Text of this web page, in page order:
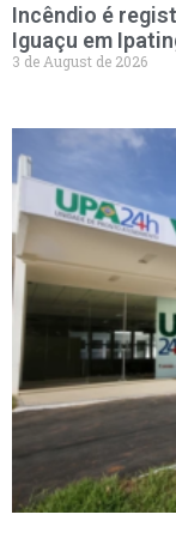
Incêndio é
Iguaçu em
3 de August de 2026